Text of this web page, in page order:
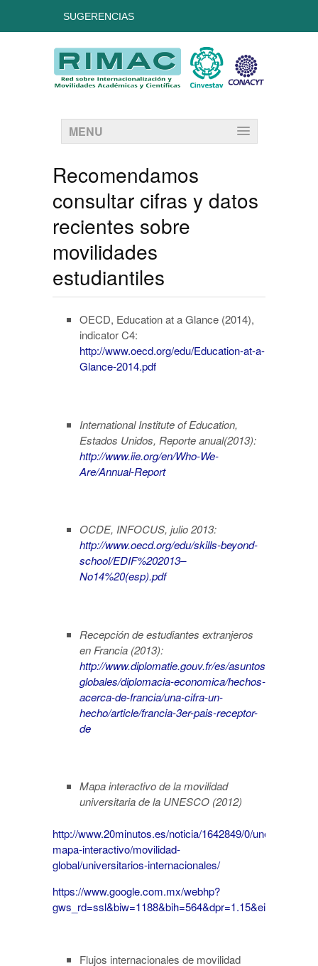
SUGERENCIAS
MENU
Recomendamos
consultar cifras y datos
recientes sobre
movilidades
estudiantiles
OECD, Education at a Glance (2014),
indicator C4:
http://www.oecd.org/edu/Education-at-a-
Glance-2014.pdf
International Institute of Education,
Estados Unidos, Reporte anual(2013):
http://www.iie.org/en/Who-We-
Are/Annual-Report
OCDE, INFOCUS, julio 2013:
http://www.oecd.org/edu/skills-beyond-
school/EDIF%202013–
No14%20(esp).pdf
Recepción de estudiantes extranjeros
en Francia (2013):
http://www.diplomatie.gouv.fr/es/asuntos-
globales/diplomacia-economica/hechos-
acerca-de-francia/una-cifra-un-
hecho/article/francia-3er-pais-receptor-
de
Mapa interactivo de la movilidad
universitaria de la UNESCO (2012)
http://www.20minutos.es/noticia/1642849/0/unesco-
mapa-interactivo/movilidad-
global/universitarios-internacionales/
https://www.google.com.mx/webhp?
Flujos internacionales de movilidad